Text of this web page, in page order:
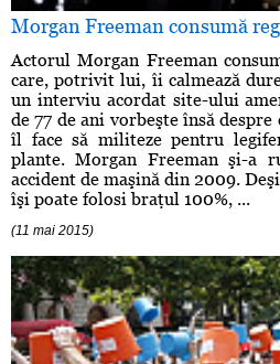
Morgan Freeman consumă
Actorul Morgan Freeman
care, potrivit lui, îi calmează
un interviu acordat site-ului
de 77 de ani vorbeşte însă
îl face să militeze pentru
plante. Morgan Freeman şi-a
accident de maşină din 2009.
îşi poate folosi braţul 100%, ...
(11 mai 2015)